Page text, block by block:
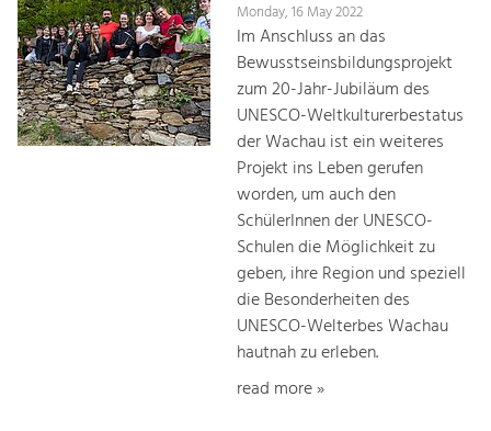
Monday, 16 May 2022
Im Anschluss an das
Bewusstseinsbildungsprojekt
zum 20-Jahr-Jubiläum des
UNESCO-Weltkulturerbestatus
der Wachau ist ein weiteres
Projekt ins Leben gerufen
worden, um auch den
SchülerInnen der UNESCO-
Schulen die Möglichkeit zu
geben, ihre Region und speziell
die Besonderheiten des
UNESCO-Welterbes Wachau
hautnah zu erleben.
read more »